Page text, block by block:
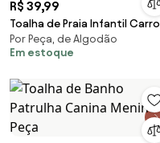
R$ 39,99
Toalha de Praia Infantil Carro
Por Peça, de Algodão
Em estoque